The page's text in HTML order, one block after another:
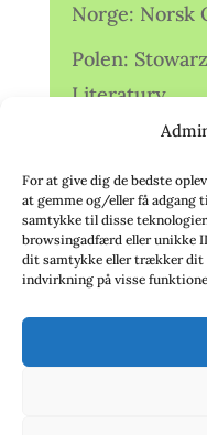
For at give dig de bedste
at gemme og/eller få adgang
samtykke til disse
browsingadfærd eller unikke
dit samtykke eller trækker dit
indvirkning på visse
Norge: Norsk
Polen:
Literatury
Association
Sverige:
Sverige: